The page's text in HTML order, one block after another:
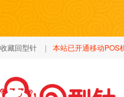
收藏回型针 | 本站已开通移动POS